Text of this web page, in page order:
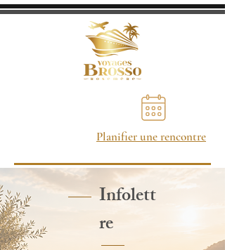
Planifier une rencontre
Infolett
re